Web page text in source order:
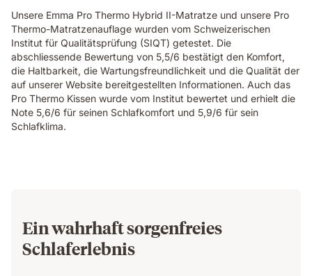
Unsere Emma Pro Thermo Hybrid II-Matratze und unsere Pro
Thermo-Matratzenauflage wurden vom Schweizerischen
Institut für Qualitätsprüfung (SIQT) getestet. Die
abschliessende Bewertung von 5,5/6 bestätigt den Komfort,
die Haltbarkeit, die Wartungsfreundlichkeit und die Qualität der
auf unserer Website bereitgestellten Informationen. Auch das
Pro Thermo Kissen wurde vom Institut bewertet und erhielt die
Note 5,6/6 für seinen Schlafkomfort und 5,9/6 für sein
Schlafklima.
Ein wahrhaft sorgenfreies
Schlaferlebnis